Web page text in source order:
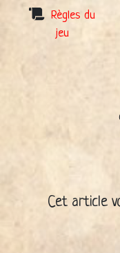
Règles du
jeu
Cet article